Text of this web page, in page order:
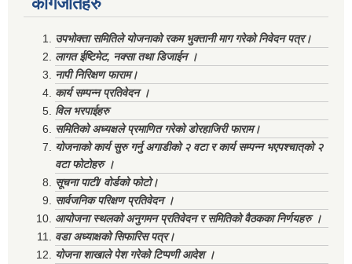
उपभोक्ता समितिले योजनाको रकम भुक्तानी माग गरेको निवेदन पत्र।
लागत ईष्टिमेट, नक्सा तथा डिजाईन ।
नापी निरिक्षण फाराम।
कार्य सम्पन्न प्रतिवेदन ।
विल भरपाईहरु
समितिको अध्यक्षले प्रमाणित गरेको डोरहाजिरी फाराम।
योजनाको कार्य सुरु गर्नु अगाडीको २ वटा र कार्य सम्पन्न भएपश्चात्‌को २
वटा फोटोहरु ।
सूचना पाटी/ वोर्डको फोटो।
सार्वजनिक परिक्षण प्रतिवेदन ।
आयोजना स्थलको अनुगमन प्रतिवेदन र समितिको वैठकका निर्णयहरु ।
वडा अध्याक्षको सिफारिस पत्र।
योजना शाखाले पेश गरेको टिप्पणी आदेश ।